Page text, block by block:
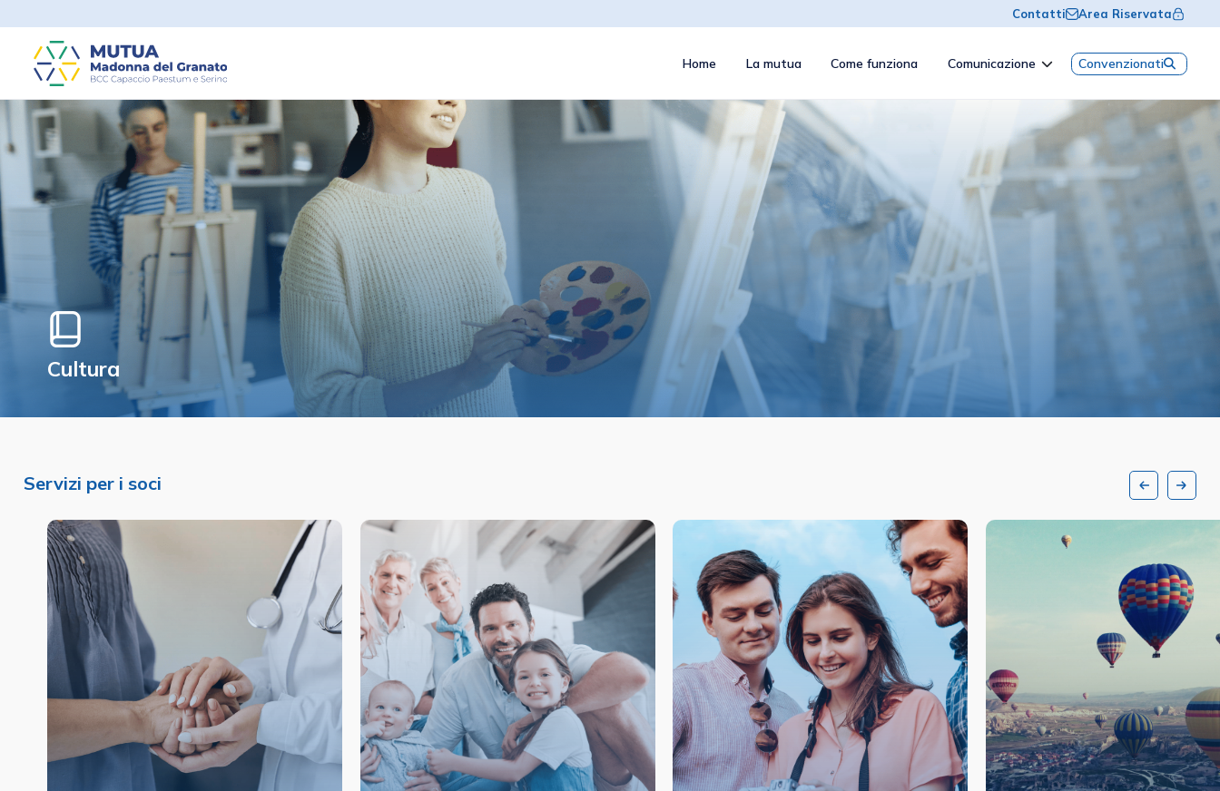
Contatti Area Riservata
Home La mutua Come funziona Comunicazione Convenzionati
Cultura
Servizi per i soci